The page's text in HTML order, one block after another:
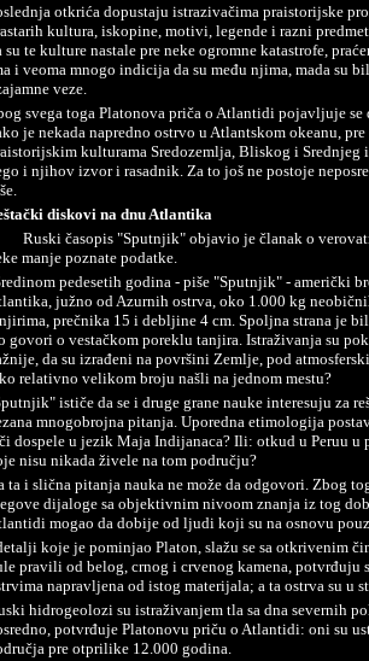
otkrića dopustaju istrazivačima praistorijske
kultura, iskopine, motivi, legende i razni
su te kulture nastale pre neke ogromne katastrofe,
i veoma mnogo indicija da su među njima, mada su
veze.
svega toga Platonova priča o Atlantidi pojavljuje
je nekada napredno ostrvo u Atlantskom okeanu,
kulturama Sredozemlja, Bliskog i Srednjeg
i njihov izvor i rasadnik. Za to još ne postoje
diskovi na dnu Atlantika
Ruski časopis "Sputnjik" objavio je članak o
manje poznate podatke.
pedesetih godina - piše "Sputnjik" - američki
južno od Azurnih ostrva, oko 1.000 kg
prečnika 15 i debljine 4 cm. Spoljna strana je
govori o vestačkom poreklu tanjira. Istraživanja su
da su izrađeni na površini Zemlje, pod
relativno velikom broju našli na jednom mestu?
ističe da se i druge grane nauke interesuju za
mnogobrojna pitanja. Uporedna etimologija
dospele u jezik Maja Indijanaca? Ili: otkud u Peruu
nisu nikada živele na tom području?
ta i slična pitanja nauka ne može da odgovori. Zbog
dijaloge sa objektivnim nivoom znanja iz tog
mogao da dobije od ljudi koji su na osnovu
koje je pominjao Platon, slažu se sa otkrivenim
pravili od belog, crnog i crvenog kamena, potvrđuju
napravljena od istog materijala; a ta ostrva su
hidrogeolozi su istraživanjem tla sa dna severnih
potvrđuje Platonovu priču o Atlantidi: oni su
pre otprilike 12.000 godina.